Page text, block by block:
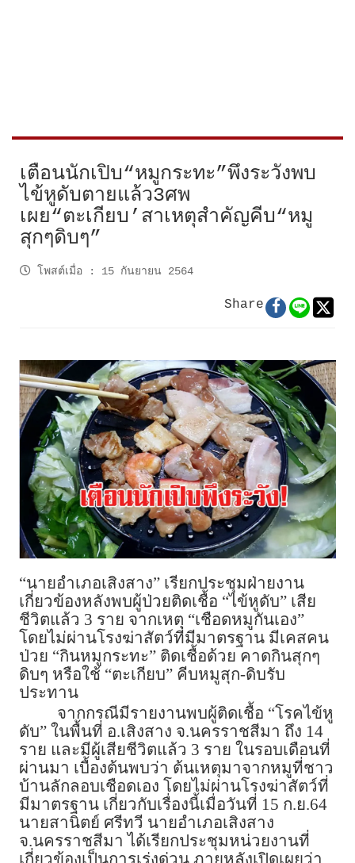
เตือนนักเปิบ“หมูกระทะ”พึงระวังพบ
ไข้หูดับตายแล้ว3ศพ
เผย“ตะเกียบ’สาเหตุสำคัญคีบ“หมู
สุกๆดิบๆ”
โพสต์เมื่อ : 15 กันยายน 2564
Share
“นายอำเภอเสิงสาง” เรียกประชุมฝ่ายงาน
เกี่ยวข้องหลังพบผู้ป่วยติดเชื้อ “ไข้หูดับ” เสีย
ชีวิตแล้ว 3 ราย จากเหตุ “เชือดหมูกันเอง”
โดยไม่ผ่านโรงฆ่าสัตว์ที่มีมาตรฐาน มีเคสคน
ป่วย “กินหมูกระทะ” ติดเชื้อด้วย คาดกินสุกๆ
ดิบๆ หรือใช้ “ตะเกียบ” คีบหมูสุก-ดิบรับ
ประทาน
จากกรณีมีรายงานพบผู้ติดเชื้อ “โรคไข้หู
ดับ” ในพื้นที่ อ.เสิงสาง จ.นครราชสีมา ถึง 14
ราย และมีผู้เสียชีวิตแล้ว 3 ราย ในรอบเดือนที่
ผ่านมา เบื้องต้นพบว่า ต้นเหตุมาจากหมูที่ชาว
บ้านลักลอบเชือดเอง โดยไม่ผ่านโรงฆ่าสัตว์ที่
มีมาตรฐาน เกี่ยวกับเรื่องนี้เมื่อวันที่ 15 ก.ย.64
นายสานิตย์ ศรีทวี นายอำเภอเสิงสาง
จ.นครราชสีมา ได้เรียกประชุมหน่วยงานที่
เกี่ยวข้องเป็นการเร่งด่วน ภายหลังเปิดเผยว่า